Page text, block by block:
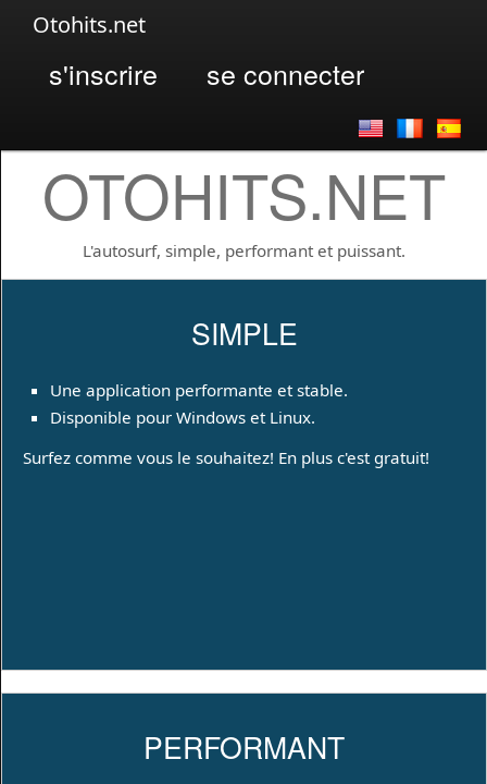
Otohits.net
s'inscrire se connecter
OTOHITS.NET
L'autosurf, simple, performant et puissant.
SIMPLE
Une application performante et stable.
Disponible pour Windows et Linux.
Surfez comme vous le souhaitez! En plus c'est gratuit!
PERFORMANT